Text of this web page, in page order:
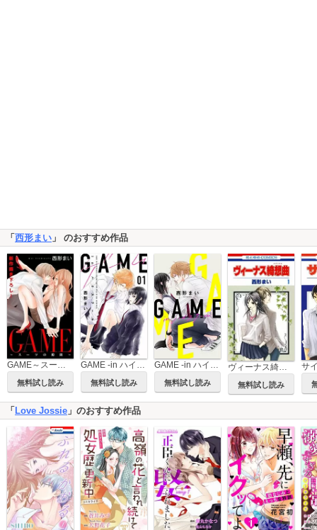
「 西形まい 」 のおすすめ作品
GAME～スーツの隙間～ Love Jossie
無料試し読み
GAME -in ハイスクール-
無料試し読み
GAME -in ハイスクール- Love Jossie
無料試し読み
ヴィーナス綺想曲
無料試し読み
「 Love Jossie 」のおすすめ作品